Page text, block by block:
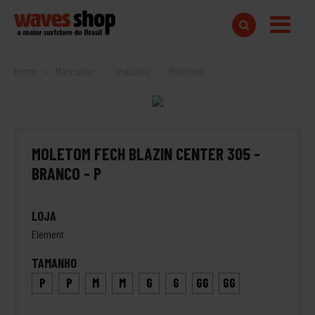
Home
MOLETOM FECH BLAZIN CENTER 305 -
BRANCO - P
LOJA
Element
TAMANHO
P
P M M G G GG GG